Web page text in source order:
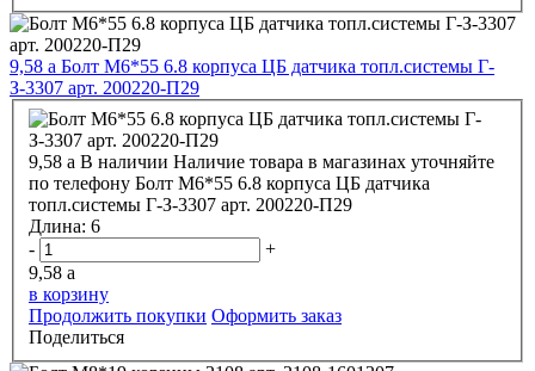
9,58 a Болт М6*55 6.8 корпуса ЦБ датчика топл.системы Г-
З-3307 арт. 200220-П29
9,58 a В наличии Наличие товара в магазинах уточняйте
по телефону Болт М6*55 6.8 корпуса ЦБ датчика
топл.системы Г-З-3307 арт. 200220-П29
Длина: 6
-
+
9,58 a
в корзину
Продолжить покупки Оформить заказ
Поделиться